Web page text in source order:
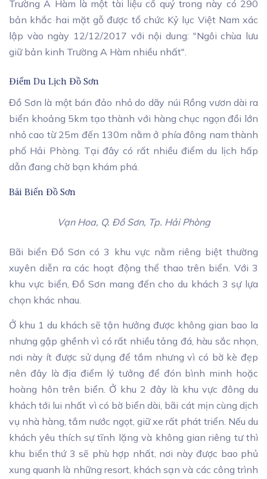
Trường A Hàm là một tài liệu cổ quý trong này có 290
bản khắc hai mặt gỗ được tổ chức Kỷ lục Việt Nam xác
lập vào ngày 12/12/2017 với nội dung: "Ngôi chùa lưu
giữ bản kinh Trường A Hàm nhiều nhất".
Điểm Du Lịch Đồ Sơn
Đồ Sơn là một bán đảo nhỏ do dãy núi Rồng vươn dài ra
biển khoảng 5km tạo thành với hàng chục ngọn đồi lớn
nhỏ cao từ 25m đến 130m nằm ở phía đông nam thành
phố Hải Phòng. Tại đây có rất nhiều điểm du lịch hấp
dẫn đang chờ bạn khám phá.
Bãi Biển Đồ Sơn
Vạn Hoa, Q. Đồ Sơn, Tp. Hải Phòng
Bãi biển Đồ Sơn có 3 khu vực nằm riêng biệt thường
xuyên diễn ra các hoạt động thể thao trên biển. Với 3
khu vực biển, Đồ Sơn mang đến cho du khách 3 sự lựa
chọn khác nhau.
Ở khu 1 du khách sẽ tận hưởng được không gian bao la
nhưng gập ghềnh vì có rất nhiều tảng đá, hàu sắc nhọn,
nơi này ít được sử dụng để tắm nhưng vì có bờ kè đẹp
nên đây là địa điểm lý tưởng để đón bình minh hoặc
hoàng hôn trên biển. Ở khu 2 đây là khu vực đông du
khách tới lui nhất vì có bờ biển dài, bãi cát mịn cùng dịch
vụ nhà hàng, tắm nước ngọt, giữ xe rất phát triển. Nếu du
khách yêu thích sự tĩnh lặng và không gian riêng tư thì
khu biển thứ 3 sẽ phù hợp nhất, nơi này được bao phủ
xung quanh là những resort, khách sạn và các công trình